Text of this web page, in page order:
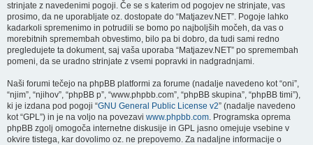
strinjate z navedenimi pogoji. Če se s katerim od pogojev ne strinjate, vas
prosimo, da ne uporabljate oz. dostopate do “Matjazev.NET”. Pogoje lahko
kadarkoli spremenimo in potrudili se bomo po najboljših močeh, da vas o
morebitnih spremembah obvestimo, bilo pa bi dobro, da tudi sami redno
pregledujete ta dokument, saj vaša uporaba “Matjazev.NET” po spremembah
pomeni, da se uradno strinjate z vsemi popravki in nadgradnjami.
Naši forumi tečejo na phpBB platformi za forume (nadalje navedeno kot “oni”,
“njim”, “njihov”, “phpBB p”, “www.phpbb.com”, “phpBB skupina”, “phpBB timi”),
ki je izdana pod pogoji “GNU General Public License v2” (nadalje navedeno
kot “GPL”) in je na voljo na povezavi www.phpbb.com. Programska oprema
phpBB zgolj omogoča internetne diskusije in GPL jasno omejuje vsebine v
okvire tistega, kar dovolimo oz. ne prepovemo. Za nadaljne informacije o